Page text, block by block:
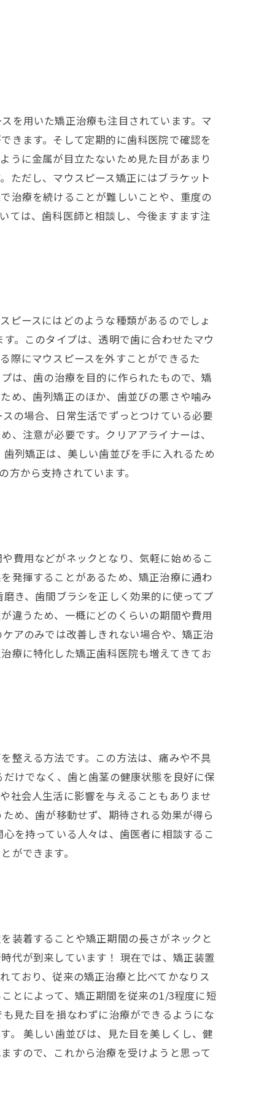
を用いた矯正治療も注目されています。マ
きます。そして定期的に歯科医院で確認を
うに金属が目立たないため見た目があまり
ただし、マウスピース矯正にはブラケット
治療を続けることが難しいことや、重度の
ては、歯科医師と相談し、今後ますます注
ピースにはどのような種類があるのでしょ
。このタイプは、透明で歯に合わせたマウ
際にマウスピースを外すことができるた
は、歯の治療を目的に作られたもので、矯
め、歯列矯正のほか、歯並びの悪さや噛み
の場合、日常生活でずっとつけている必要
注意が必要です。クリアアライナーは、
列矯正は、美しい歯並びを手に入れるため
から支持されています。
費用などがネックとなり、気軽に始めるこ
発揮することがあるため、矯正治療に通わ
き、歯間ブラシを正しく効果的に使ってプ
違うため、一概にどのくらいの期間や費用
アのみでは改善しきれない場合や、矯正治
療に特化した矯正歯科医院も増えてきてお
整える方法です。この方法は、痛みや不具
けでなく、歯と歯茎の健康状態を良好に保
社会人生活に影響を与えることもありませ
め、歯が移動せず、期待される効果が得ら
を持っている人々は、歯医者に相談するこ
ができます。
装着することや矯正期間の長さがネックと
代が到来しています！ 現在では、矯正装置
ており、従来の矯正治療と比べてかなりス
とによって、矯正期間を従来の1/3程度に短
見た目を損なわずに治療ができるようにな
。 美しい歯並びは、見た目を美しくし、健
すので、これから治療を受けようと思って